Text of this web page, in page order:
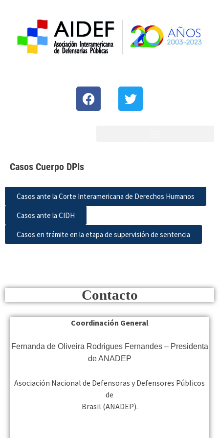
Casos Cuerpo DPIs
Casos ante la Corte Interamericana de Derechos Humanos
Casos ante la CIDH
Casos en trámite en la etapa de supervisión de sentencia
Contacto
Coordinación General
Fernanda de Oliveira Rodrigues Fernandes – Presidenta
de ANADEP
Asociación Nacional de Defensoras y Defensores Públicos
de
Brasil (ANADEP).